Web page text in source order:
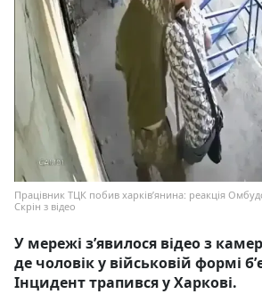
Працівник ТЦК побив харківʼянина: реакція
Скрін з відео
У мережі зʼявилося відео з
де чоловік у військовій формі
Інцидент трапився у Харкові.